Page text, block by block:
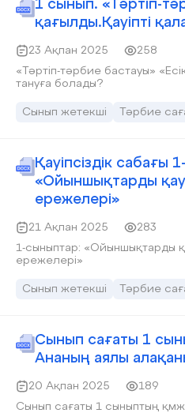
1 сынып. «Тәртіп-
қағылды.Қауіпті
23 Ақпан 2025
258
«Тәртіп-тәрбие бастауы» «Есік қағылды.Қауіпті қалай
тануға болады?
Сынып жетекші Тәрбие
Қауіпсіздік сабағы
«Ойыншықтарды
ережелері»
21 Ақпан 2025
283
1-сыныптар: «Ойыншықтарды қауіпсіз пайдалану
ережелері»
Сынып жетекші Тәрбие
Сынып сағаты 1
Ананың аялы
20 Ақпан 2025
189
Сынып сағаты 1 сыныптың қмжсы Ананың аялы